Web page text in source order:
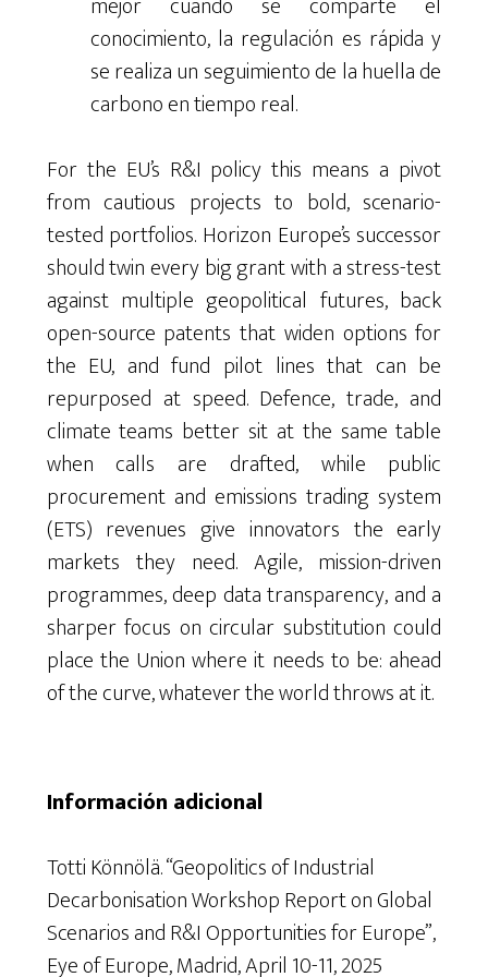
conocimiento, la regulación es rápida y
se realiza un seguimiento de la huella de
carbono en tiempo real.
For the EU’s R&I policy this means a pivot
from cautious projects to bold, scenario-
tested portfolios. Horizon Europe’s successor
should twin every big grant with a stress-test
against multiple geopolitical futures, back
open-source patents that widen options for
the EU, and fund pilot lines that can be
repurposed at speed. Defence, trade, and
climate teams better sit at the same table
when calls are drafted, while public
procurement and emissions trading system
(ETS) revenues give innovators the early
markets they need. Agile, mission-driven
programmes, deep data transparency, and a
sharper focus on circular substitution could
place the Union where it needs to be: ahead
of the curve, whatever the world throws at it.
Información adicional
Totti Könnölä. “Geopolitics of Industrial
Decarbonisation Workshop Report on Global
Scenarios and R&I Opportunities for Europe”,
Eye of Europe, Madrid, April 10-11, 2025